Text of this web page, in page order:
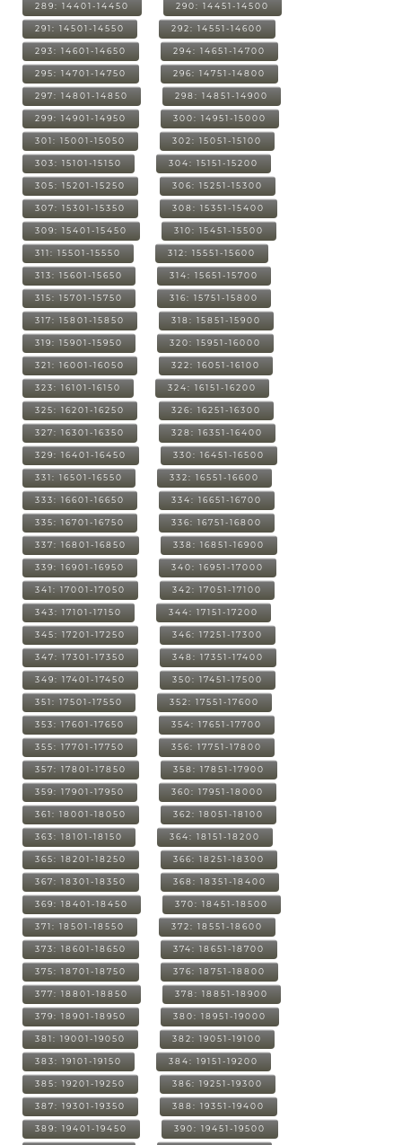
289: 14401-14450 290: 14451-14500
291: 14501-14550 292: 14551-14600
293: 14601-14650 294: 14651-14700
295: 14701-14750 296: 14751-14800
297: 14801-14850 298: 14851-14900
299: 14901-14950 300: 14951-15000
301: 15001-15050 302: 15051-15100
303: 15101-15150 304: 15151-15200
305: 15201-15250 306: 15251-15300
307: 15301-15350 308: 15351-15400
309: 15401-15450 310: 15451-15500
311: 15501-15550 312: 15551-15600
313: 15601-15650 314: 15651-15700
315: 15701-15750 316: 15751-15800
317: 15801-15850 318: 15851-15900
319: 15901-15950 320: 15951-16000
321: 16001-16050 322: 16051-16100
323: 16101-16150 324: 16151-16200
325: 16201-16250 326: 16251-16300
327: 16301-16350 328: 16351-16400
329: 16401-16450 330: 16451-16500
331: 16501-16550 332: 16551-16600
333: 16601-16650 334: 16651-16700
335: 16701-16750 336: 16751-16800
337: 16801-16850 338: 16851-16900
339: 16901-16950 340: 16951-17000
341: 17001-17050 342: 17051-17100
343: 17101-17150 344: 17151-17200
345: 17201-17250 346: 17251-17300
347: 17301-17350 348: 17351-17400
349: 17401-17450 350: 17451-17500
351: 17501-17550 352: 17551-17600
353: 17601-17650 354: 17651-17700
355: 17701-17750 356: 17751-17800
357: 17801-17850 358: 17851-17900
359: 17901-17950 360: 17951-18000
361: 18001-18050 362: 18051-18100
363: 18101-18150 364: 18151-18200
365: 18201-18250 366: 18251-18300
367: 18301-18350 368: 18351-18400
369: 18401-18450 370: 18451-18500
371: 18501-18550 372: 18551-18600
373: 18601-18650 374: 18651-18700
375: 18701-18750 376: 18751-18800
377: 18801-18850 378: 18851-18900
379: 18901-18950 380: 18951-19000
381: 19001-19050 382: 19051-19100
383: 19101-19150 384: 19151-19200
385: 19201-19250 386: 19251-19300
387: 19301-19350 388: 19351-19400
389: 19401-19450 390: 19451-19500